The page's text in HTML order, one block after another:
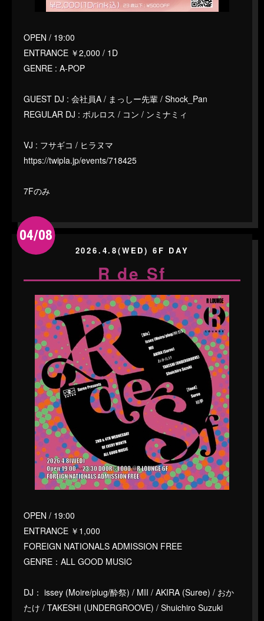
OPEN / 19:00
ENTRANCE ￥2,000 / 1D
GENRE : A-POP
GUEST DJ : 会社員A / まっしー先輩 / Shock_Pan
REGULAR DJ : ボルロス / コン / ンミナミィ
VJ : フサギコ / ヒラヌマ
https://twipla.jp/events/718425
7Fのみ
04/08
2026.4.8(WED) 6F DAY
R de Sf
OPEN / 19:00
ENTRANCE ￥1,000
FOREIGN NATIONALS ADMISSION FREE
GENRE：ALL GOOD MUSIC
DJ： issey (Moire/plug/酔祭) / MII / AKIRA (Suree) / おか
たけ / TAKESHI (UNDERGROOVE) / Shuichiro Suzuki